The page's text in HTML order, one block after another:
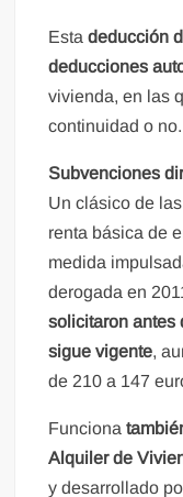
Estadeducción
deducciones
vivienda, en las
continuidad o no.
Subvenciones
Un clásico de
renta básica de
medida
derogada en
solicitaron antes
sigue vigente,
de 210 a 147
Funciona
Alquiler de
y desarrollado